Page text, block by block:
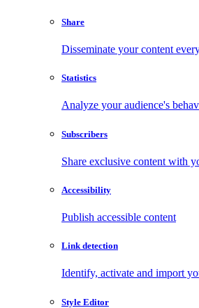
Share
Disseminate your content
Statistics
Analyze your audience's
Subscribers
Share exclusive content with
Accessibility
Publish accessible content
Link detection
Identify, activate and import
Style Editor